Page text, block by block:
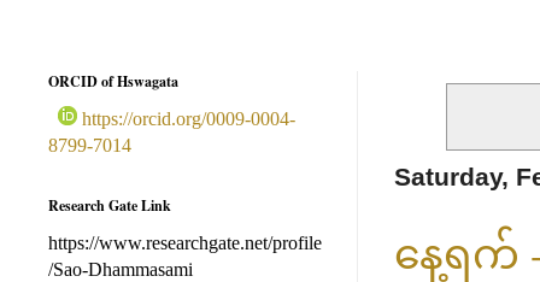
Saturday,
နေ့ရက်
ORCID of Hswagata
https://orcid.org/0009-0004-
8799-7014
Research Gate Link
https://www.researchgate.net/profile
/Sao-Dhammasami